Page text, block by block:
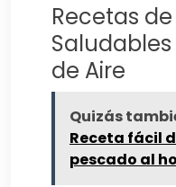
Recetas
de Aire
Quizás
Receta fácil
pescado al